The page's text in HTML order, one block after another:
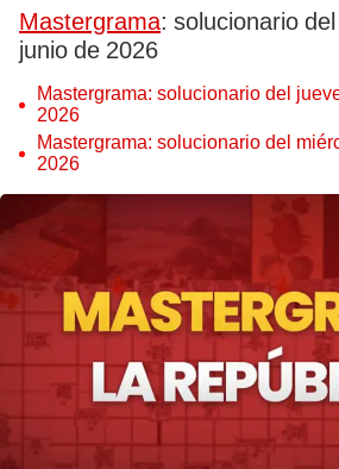
Mastergrama: solucionario
junio de 2026
Mastergrama: solucionario del
2026
Mastergrama: solucionario del
2026